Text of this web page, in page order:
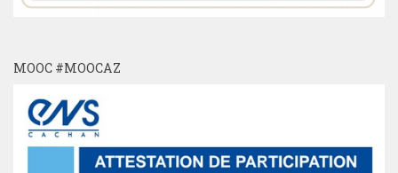
MOOC #MOOCAZ